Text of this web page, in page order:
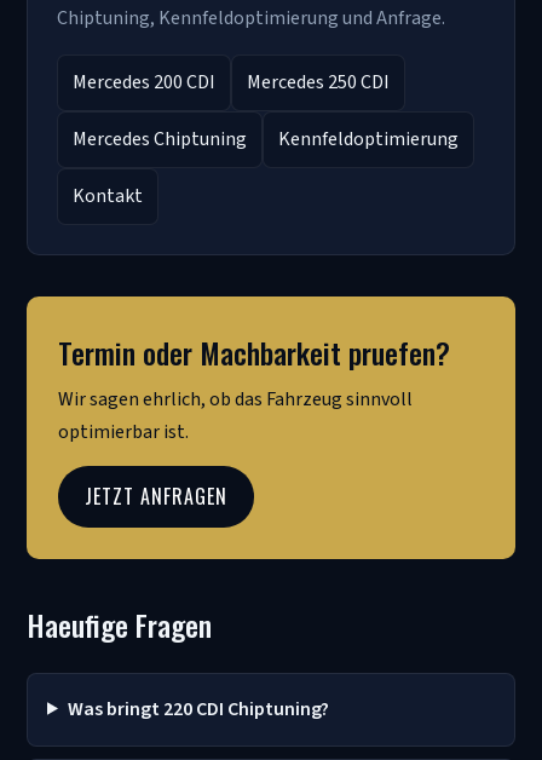
Chiptuning, Kennfeldoptimierung und Anfrage.
Mercedes 200 CDI Mercedes 250 CDI
Mercedes Chiptuning Kennfeldoptimierung
Kontakt
Termin oder Machbarkeit pruefen?
Wir sagen ehrlich, ob das Fahrzeug sinnvoll
optimierbar ist.
JETZT ANFRAGEN
Haeufige Fragen
Was bringt 220 CDI Chiptuning?